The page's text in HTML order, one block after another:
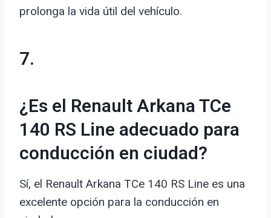
prolonga la vida útil del vehículo.
7.
¿Es el Renault Arkana TCe
140 RS Line adecuado para
conducción en ciudad?
Sí, el Renault Arkana TCe 140 RS Line es una
excelente opción para la conducción en